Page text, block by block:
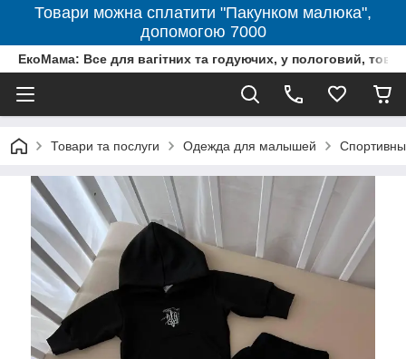
Товари можна сплатити "Пакунком малюка",
допомогою 7000
ЕкоМама: Все для вагітних та годуючих, у пологовий,
Товари та послуги Одежда для малышей